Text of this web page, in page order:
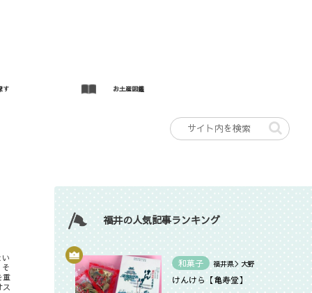
す お土産図鑑
重
ス
福井の人気記事ランキング
和菓子 福井県＞大野
けんけら【亀寿堂】